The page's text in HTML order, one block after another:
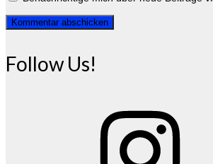
Follow Us!